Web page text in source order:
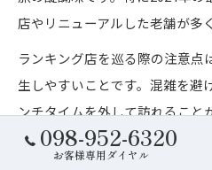
店やリニューアルした老舗が多
ランキング店を巡る際の注意点
生しやすいことです。混雑を避
ンチタイムを外して訪れること
キング上位の店は季節限定メニ
ため、事前に情報をチェックし
098-952-6320
お客様専用ダイヤル